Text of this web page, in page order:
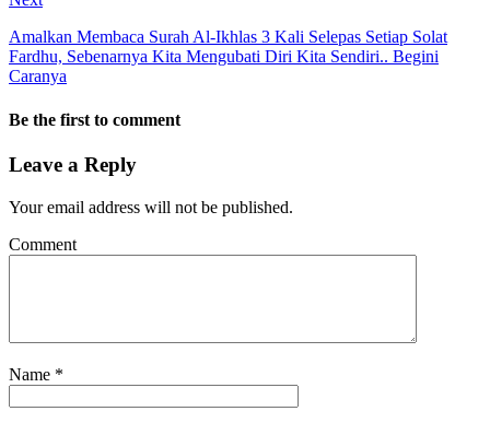
Amalkan Membaca Surah Al-Ikhlas 3 Kali Selepas Setiap Solat
Fardhu, Sebenarnya Kita Mengubati Diri Kita Sendiri.. Begini
Caranya
Be the first to comment
Leave a Reply
Your email address will not be published.
Comment
Name *